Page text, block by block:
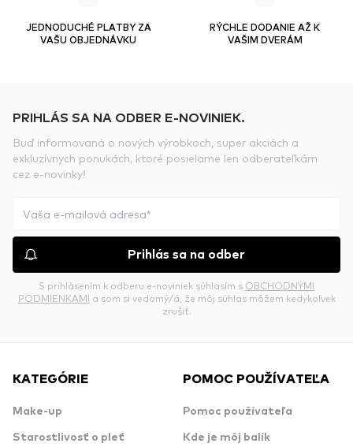
JEDNODUCHÉ PLATBY ZA
VAŠU OBJEDNÁVKU
RÝCHLE DODANIE AŽ K
VAŠIM DVERÁM
PRIHLÁS SA NA ODBER E-NOVINIEK.
Buď informovaná o nových výrobkoch, super akciách a
exkluzívnych ponukách, ktoré posielame len odberateľkám
cez e-novinky!
Prihlás sa na odber
S prihlásením k odberu e-noviniek súhlasím s OBCHODNÝMI
PODMIENKAMI a som si vedomý/á, že môj súhlas môžem kedykoľvek
zrušiť.
KATEGÓRIE
Make-up
Starostlivosť o pleť
POMOC POUŽÍVATEĽA
Pomoc používateľa
Kde je môj balík